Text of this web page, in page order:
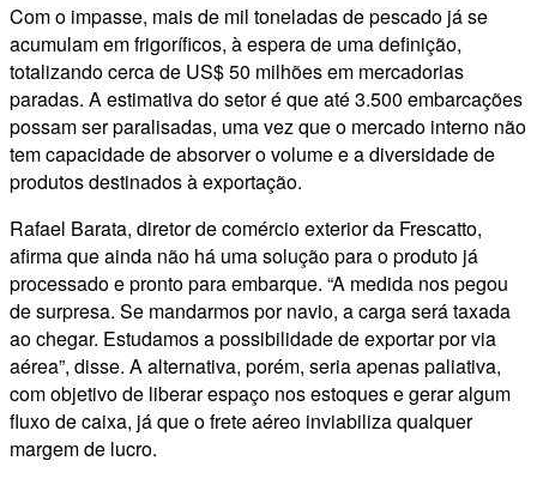
Com o impasse, mais de mil toneladas de pescado já se
acumulam em frigoríficos, à espera de uma definição,
totalizando cerca de US$ 50 milhões em mercadorias
paradas. A estimativa do setor é que até 3.500 embarcações
possam ser paralisadas, uma vez que o mercado interno não
tem capacidade de absorver o volume e a diversidade de
produtos destinados à exportação.
Rafael Barata, diretor de comércio exterior da Frescatto,
afirma que ainda não há uma solução para o produto já
processado e pronto para embarque. “A medida nos pegou
de surpresa. Se mandarmos por navio, a carga será taxada
ao chegar. Estudamos a possibilidade de exportar por via
aérea”, disse. A alternativa, porém, seria apenas paliativa,
com objetivo de liberar espaço nos estoques e gerar algum
fluxo de caixa, já que o frete aéreo inviabiliza qualquer
margem de lucro.